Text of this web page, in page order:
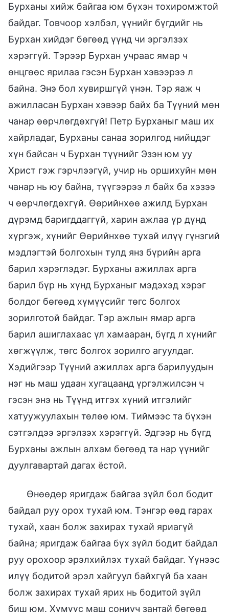
Бурханы хийж байгаа юм бүхэн тохиромжтой
байдаг. Товчоор хэлбэл, үүнийг бүгдийг нь
Бурхан хийдэг бөгөөд үүнд чи эргэлзэх
хэрэггүй. Тэрээр Бурхан учраас ямар ч
өнцгөөс ярилаа гэсэн Бурхан хэвээрээ л
байна. Энэ бол хувиршгүй үнэн. Тэр яаж ч
ажилласан Бурхан хэвээр байх ба Түүний мөн
чанар өөрчлөгдөхгүй! Петр Бурханыг маш их
хайрладаг, Бурханы санаа зорилгод нийцдэг
хүн байсан ч Бурхан түүнийг Эзэн юм уу
Христ гэж гэрчлээгүй, учир нь оршихуйн мөн
чанар нь юу байна, түүгээрээ л байх ба хэзээ
ч өөрчлөгдөхгүй. Өөрийнхөө ажилд Бурхан
дүрэмд баригддаггүй, харин ажлаа үр дүнд
хүргэж, хүнийг Өөрийнхөө тухай илүү гүнзгий
мэдлэгтэй болгохын тулд янз бүрийн арга
барил хэрэглэдэг. Бурханы ажиллах арга
барил бүр нь хүнд Бурханыг мэдэхэд хэрэг
болдог бөгөөд хүмүүсийг төгс болгох
зорилготой байдаг. Тэр ажлын ямар арга
барил ашиглахаас үл хамааран, бүгд л хүнийг
хөгжүүлж, төгс болгох зорилго агуулдаг.
Хэдийгээр Түүний ажиллах арга барилуудын
нэг нь маш удаан хугацаанд үргэлжилсэн ч
гэсэн энэ нь Түүнд итгэх хүний итгэлийг
хатуужуулахын төлөө юм. Тиймээс та бүхэн
сэтгэлдээ эргэлзэх хэрэггүй. Эдгээр нь бүгд
Бурханы ажлын алхам бөгөөд та нар үүнийг
дуулгавартай дагах ёстой.
Өнөөдөр яригдаж байгаа зүйл бол бодит
байдал руу орох тухай юм. Тэнгэр өөд гарах
тухай, хаан болж захирах тухай яриагүй
байна; яригдаж байгаа бүх зүйл бодит байдал
руу орохоор эрэлхийлэх тухай байдаг. Үүнээс
илүү бодитой эрэл хайгуул байхгүй ба хаан
болж захирах тухай ярих нь бодитой зүйл
биш юм. Хүмүүс маш сониуч зантай бөгөөд